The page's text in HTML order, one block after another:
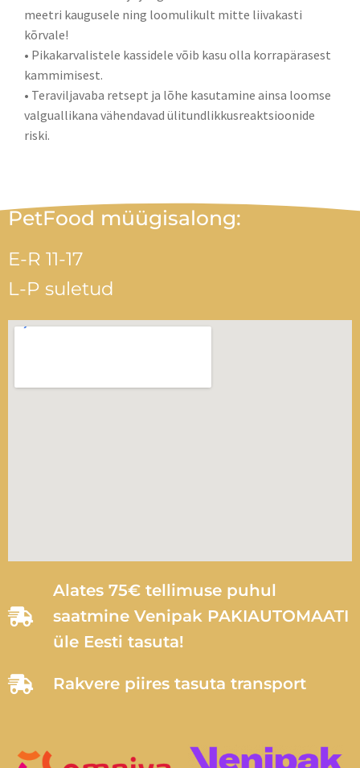
meetri kaugusele ning loomulikult mitte liivakasti
kõrvale!
• Pikakarvalistele kassidele võib kasu olla korrapärasest
kammimisest.
• Teraviljavaba retsept ja lõhe kasutamine ainsa loomse
valguallikana vähendavad ülitundlikkusreaktsioonide
riski.
PetFood müügisalong:
E-R 11-17
L-P suletud
Alates 75€ tellimuse puhul
saatmine Venipak PAKIAUTOMAATI
üle Eesti tasuta!
Rakvere piires tasuta transport